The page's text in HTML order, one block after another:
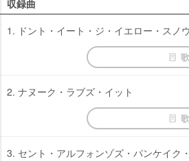
収録曲
1. ドント・イート・ジ・イエロー・スノウ
2. ナヌーク・ラブズ・イット
3. セント・アルフォンゾズ・パンケイク